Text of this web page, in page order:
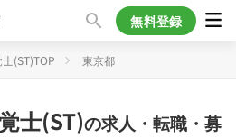
無料登録
(ST)TOP 東京都
士(ST)の求人・転職・募